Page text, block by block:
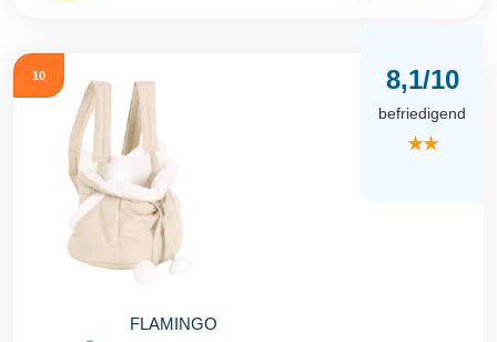
10
FLAMINGO
8,1/10
befriedigend
★★